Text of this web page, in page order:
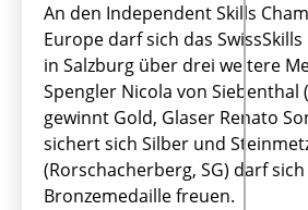
An den Independent Skills
Europe darf sich das
in Salzburg über drei weitere
Spengler Nicola von Siebenthal
gewinnt Gold, Glaser Renato
sichert sich Silber und
(Rorschacherberg, SG) darf
Bronzemedaille freuen.